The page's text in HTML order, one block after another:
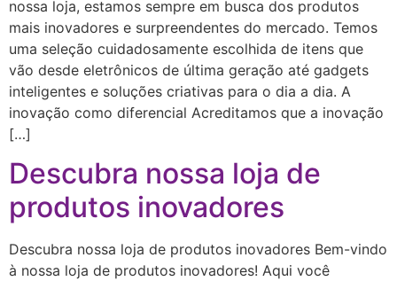
nossa loja, estamos sempre em busca dos produtos
mais inovadores e surpreendentes do mercado. Temos
uma seleção cuidadosamente escolhida de itens que
vão desde eletrônicos de última geração até gadgets
inteligentes e soluções criativas para o dia a dia. A
inovação como diferencial Acreditamos que a inovação
[…]
Descubra nossa loja de
produtos inovadores
Descubra nossa loja de produtos inovadores Bem-vindo
à nossa loja de produtos inovadores! Aqui você